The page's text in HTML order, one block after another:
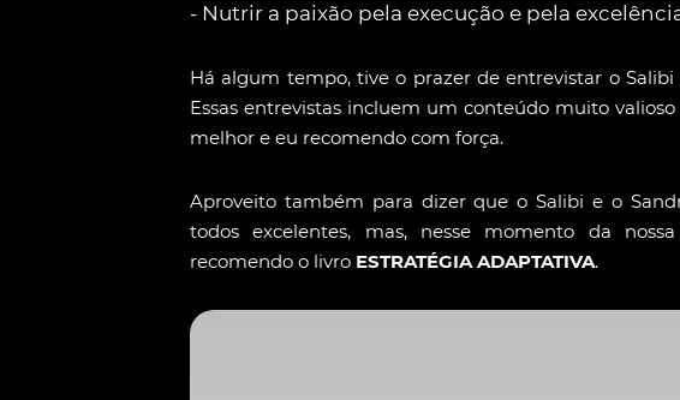
- Nutrir a paixão pela execução e pela
Há algum tempo, tive o prazer de entrevistar o
Essas entrevistas incluem um conteúdo muito
melhor e eu recomendo com força.
Aproveito também para dizer que o Salibi e o
todos excelentes, mas, nesse momento da
recomendo o livro ESTRATÉGIA ADAPTATIVA.